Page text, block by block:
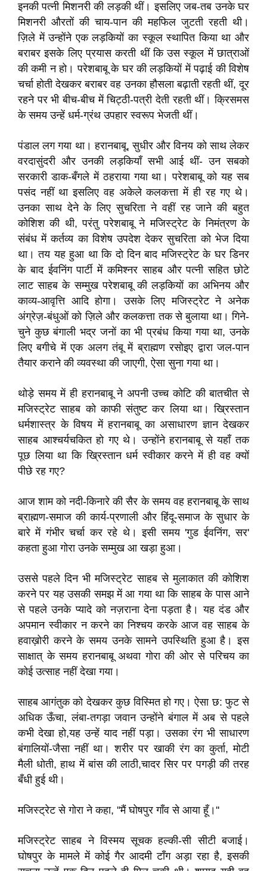
इनकी पत्नी मिशनरी की लड़की थीं। इसलिए जब-तब उनके घर
मिशनरी औरतों की चाय-पान की महफिल जुटती रहती थी।
ज़िले में उन्होंने एक लड़कियों का स्कूल स्थापित किया था और
बराबर इसके लिए प्रयास करती थीं कि उस स्कूल में छात्राओं
की कमी न हो। परेशबाबू के घर की लड़कियों में पढ़ाई की विशेष
चर्चा होती देखकर बराबर वह उनका हौसला बढ़ाती रहती थीं, दूर
रहने पर भी बीच-बीच में चिट्ठी-पत्री देती रहती थीं। क्रिसमस
के समय उन्हें धर्म-ग्रंथ उपहार स्वरूप भेजती थीं।
पंडाल लग गया था। हरानबाबू, सुधीर और विनय को साथ लेकर
वरदासुंदरी और उनकी लड़कियाँ सभी आई थीं- उन सबको
सरकारी डाक-बँगले में ठहराया गया था। परेशबाबू को यह सब
पसंद नहीं था इसलिए वह अकेले कलकत्ता में ही रह गए थे।
उनका साथ देने के लिए सुचरिता ने वहीं रह जाने की बहुत
कोशिश की थी, परंतु परेशबाबू ने मजिस्ट्रेट के निमंत्रण के
संबंध में कर्तव्य का विशेष उपदेश देकर सुचरिता को भेज दिया
था। तय यह हुआ था कि दो दिन बाद मजिस्ट्रेट के घर डिनर
के बाद ईवनिंग पार्टी में कमिश्नर साहब और पत्नी सहित छोटे
लाट साहब के सम्मुख परेशबाबू की लड़कियों का अभिनय और
काव्य-आवृत्ति आदि होगा। उसके लिए मजिस्ट्रेट ने अनेक
अंग्रेज़-बंधुओं को ज़िले और कलकत्ता तक से बुलाया था। गिने-
चुने कुछ बंगाली भद्र जनों का भी प्रबंध किया गया था, उनके
लिए बगीचे में एक अलग तंबू में ब्राह्मण रसोइए द्वारा जल-पान
तैयार कराने की व्यवस्था की जाएगी, ऐसा सुना गया था।
थोड़े समय में ही हरानबाबू ने अपनी उच्च कोटि की बातचीत से
मजिस्ट्रेट साहब को काफी संतुष्ट कर लिया था। ख्रिस्तान
धर्मशास्त्र के विषय में हरानबाबू का असाधारण ज्ञान देखकर
साहब आश्चर्यचकित हो गए थे। उन्होंने हरानबाबू से यहाँ तक
पूछ लिया था कि ख्रिस्तान धर्म स्वीकार करने में ही वह क्यों
पीछे रह गए?
आज शाम को नदी-किनारे की सैर के समय वह हरानबाबू के साथ
ब्राह्मण-समाज की कार्य-प्रणाली और हिंदू-समाज के सुधार के
बारे में गंभीर चर्चा कर रहे थे। इसी समय 'गुड ईवनिंग, सर'
कहता हुआ गोरा उनके सम्मुख आ खड़ा हुआ।
उससे पहले दिन भी मजिस्ट्रेट साहब से मुलाकात की कोशिश
करने पर यह उसकी समझ में आ गया था कि साहब के पास आने
से पहले उनके प्यादे को नज़राना देना पड़ता है। यह दंड और
अपमान स्वीकार न करने का निश्चय करके आज वह साहब के
हवाख़ोरी करने के समय उनके सामने उपस्थिति हुआ है। इस
साक्षात् के समय हरानबाबू अथवा गोरा की ओर से परिचय का
कोई उत्साह नहीं देखा गया।
साहब आगंतुक को देखकर कुछ विस्मित हो गए। ऐसा छ: फुट से
अधिक ऊँचा, लंबा-तगड़ा जवान उन्होंने बंगाल में अब से पहले
कभी देखा हो,यह उन्हें याद नहीं पड़ा। उसका रंग भी साधारण
बंगालियों-जैसा नहीं था। शरीर पर खाकी रंग का कुर्ता, मोटी
मैली धोती, हाथ में बांस की लाठी,चादर सिर पर पगड़ी की तरह
बँधी हुई थी।
मजिस्ट्रेट से गोरा ने कहा, ''मैं घोषपुर गाँव से आया हूँ।''
मजिस्ट्रेट साहब ने विस्‍मय सूचक हल्की-सी सीटी बजाई।
घोषपुर के मामले में कोई गैर आदमी टाँग अड़ा रहा है, इसकी